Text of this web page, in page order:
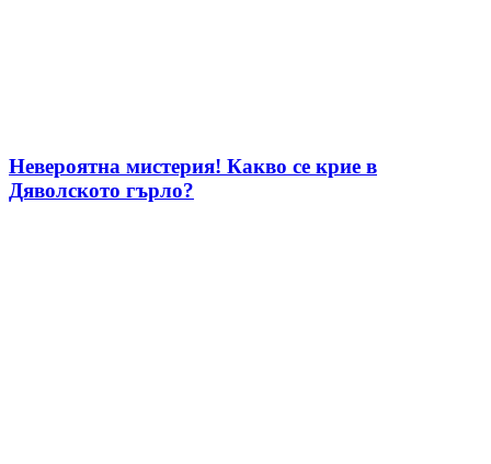
Невероятна мистерия! Какво се крие в
Дяволското гърло?